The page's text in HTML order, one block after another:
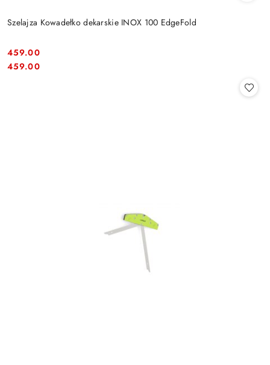
Szelajza Kowadełko dekarskie INOX 100 EdgeFold
Cena:
459.00
Cena:
459.00